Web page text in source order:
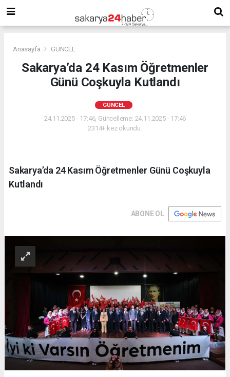
Anasayfa GÜNCEL
Sakarya’da 24 Kasım Öğretmenler
Günü Coşkuyla Kutlandı
GÜNCEL
24.11.2025 - 17:46, Güncelleme: 24.11.2025 - 17:46
2314+ kez okundu.
Sakarya’da 24 Kasım Öğretmenler Günü Coşkuyla
Kutlandı
ABONE OL